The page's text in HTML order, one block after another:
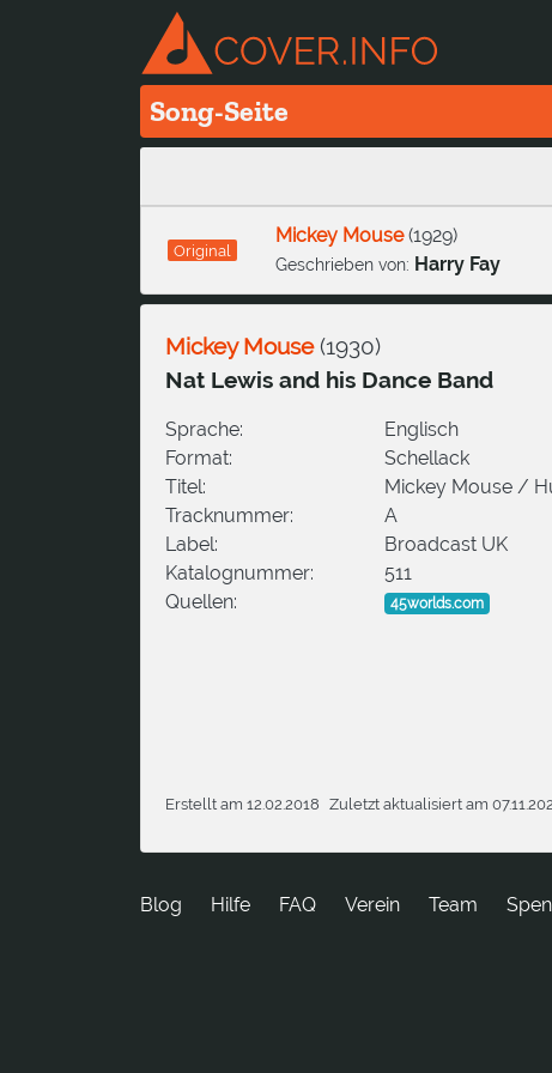
Song-Seite
Original
Mickey Mouse(1929)
Geschrieben von: Harry Fay
Mickey Mouse(1930)
Nat Lewis and his Dance Band
Sprache:
Englisch
Format:
Schellack
Titel:
Mickey Mouse /
Tracknummer:
A
Label:
Broadcast UK
Katalognummer:
511
Quellen:
45worlds.com
Erstellt am 12.02.2018 Zuletzt aktualisiert am
Blog Hilfe FAQ Verein Team